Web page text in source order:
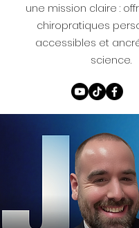
une mission claire :
chiropratiques
accessibles et
science.